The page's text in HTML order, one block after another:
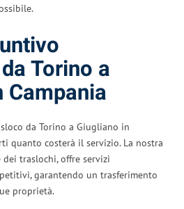
Torino a
Campania
da Torino a Giugliano in
quanto costerà il servizio. La nostra
traslochi, offre servizi
garantendo un trasferimento
proprietà.